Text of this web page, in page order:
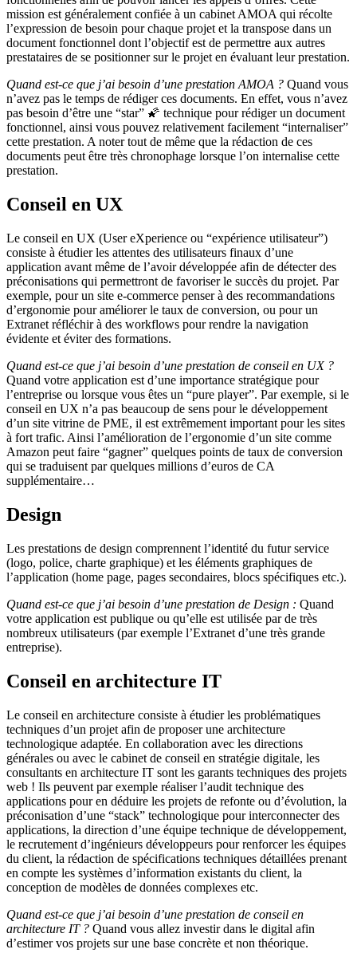
mission est généralement confiée à un cabinet AMOA qui récolte
l’expression de besoin pour chaque projet et la transpose dans un
document fonctionnel dont l’objectif est de permettre aux autres
prestataires de se positionner sur le projet en évaluant leur prestation.
Quand est-ce que j’ai besoin d’une prestation AMOA ? Quand vous
n’avez pas le temps de rédiger ces documents. En effet, vous n’avez
pas besoin d’être une “star” 🌠 technique pour rédiger un document
fonctionnel, ainsi vous pouvez relativement facilement “internaliser”
cette prestation. A noter tout de même que la rédaction de ces
documents peut être très chronophage lorsque l’on internalise cette
prestation.
Conseil en UX
Le conseil en UX (User eXperience ou “expérience utilisateur”)
consiste à étudier les attentes des utilisateurs finaux d’une
application avant même de l’avoir développée afin de détecter des
préconisations qui permettront de favoriser le succès du projet. Par
exemple, pour un site e-commerce penser à des recommandations
d’ergonomie pour améliorer le taux de conversion, ou pour un
Extranet réfléchir à des workflows pour rendre la navigation
évidente et éviter des formations.
Quand est-ce que j’ai besoin d’une prestation de conseil en UX ?
Quand votre application est d’une importance stratégique pour
l’entreprise ou lorsque vous êtes un “pure player”. Par exemple, si le
conseil en UX n’a pas beaucoup de sens pour le développement
d’un site vitrine de PME, il est extrêmement important pour les sites
à fort trafic. Ainsi l’amélioration de l’ergonomie d’un site comme
Amazon peut faire “gagner” quelques points de taux de conversion
qui se traduisent par quelques millions d’euros de CA
supplémentaire…
Design
Les prestations de design comprennent l’identité du futur service
(logo, police, charte graphique) et les éléments graphiques de
l’application (home page, pages secondaires, blocs spécifiques etc.).
Quand est-ce que j’ai besoin d’une prestation de Design : Quand
votre application est publique ou qu’elle est utilisée par de très
nombreux utilisateurs (par exemple l’Extranet d’une très grande
entreprise).
Conseil en architecture IT
Le conseil en architecture consiste à étudier les problématiques
techniques d’un projet afin de proposer une architecture
technologique adaptée. En collaboration avec les directions
générales ou avec le cabinet de conseil en stratégie digitale, les
consultants en architecture IT sont les garants techniques des projets
web ! Ils peuvent par exemple réaliser l’audit technique des
applications pour en déduire les projets de refonte ou d’évolution, la
préconisation d’une “stack” technologique pour interconnecter des
applications, la direction d’une équipe technique de développement,
le recrutement d’ingénieurs développeurs pour renforcer les équipes
du client, la rédaction de spécifications techniques détaillées prenant
en compte les systèmes d’information existants du client, la
conception de modèles de données complexes etc.
Quand est-ce que j’ai besoin d’une prestation de conseil en
architecture IT ? Quand vous allez investir dans le digital afin
d’estimer vos projets sur une base concrète et non théorique.